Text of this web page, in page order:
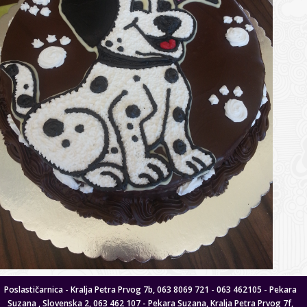
Poslastičarnica - Kralja Petra Prvog 7b, 063 8069 721 - 063 462105 - Pekara
Suzana , Slovenska 2, 063 462 107 - Pekara Suzana, Kralja Petra Prvog 7f,